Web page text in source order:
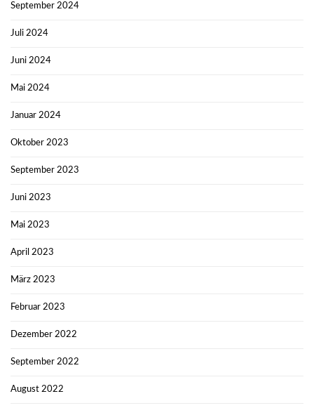
September 2024
Juli 2024
Juni 2024
Mai 2024
Januar 2024
Oktober 2023
September 2023
Juni 2023
Mai 2023
April 2023
März 2023
Februar 2023
Dezember 2022
September 2022
August 2022